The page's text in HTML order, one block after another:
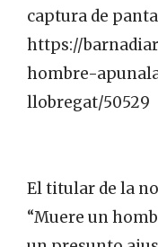
captura de
https://
hombre-
llobregat/50529
El titular de la
“Muere un